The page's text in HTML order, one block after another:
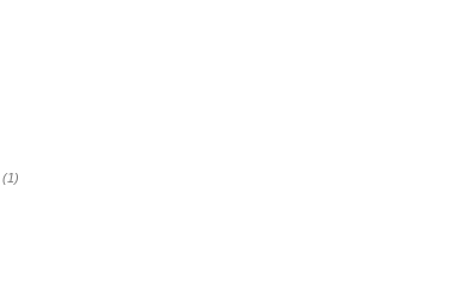
(1)